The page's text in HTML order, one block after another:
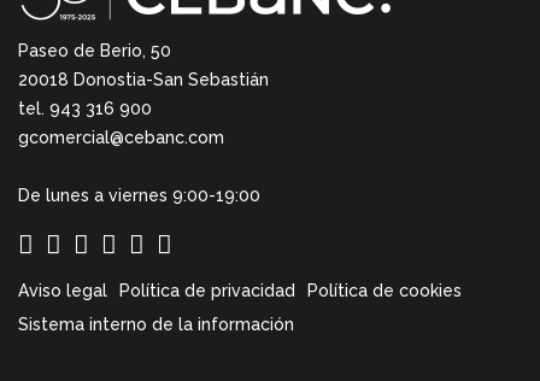
Paseo de Berio, 50
20018 Donostia-San Sebastián
tel. 943 316 900
gcomercial@cebanc.com
De lunes a viernes 9:00-19:00
Aviso legal Política de privacidad
Política de cookies
Sistema interno de la información